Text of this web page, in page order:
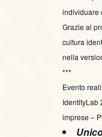
individuare
Grazie al
cultura
nella
***
Evento
IdentityLab
imprese –